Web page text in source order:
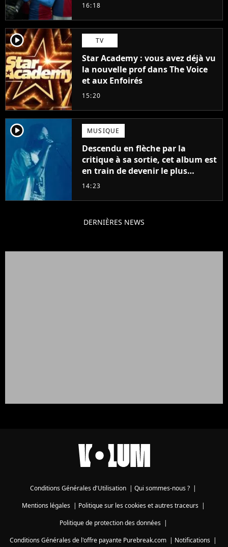
16:18
player2 TV
Star Academy : vous avez déjà vu
la nouvelle prof dans The Voice
et aux Enfoirés
15:20
player2 MUSIQUE
Descendu en flèche par la
critique à sa sortie, cet album est
en train de devenir le plus
populaire de son auteur
14:23
DERNIÈRES NEWS
Conditions Générales d'Utilisation | Qui sommes-nous ? |
Mentions légales| Politique sur les cookies et autres traceurs|
Politique de protection des données|
Conditions Générales de l'offre payante Purebreak.com | Notifications |